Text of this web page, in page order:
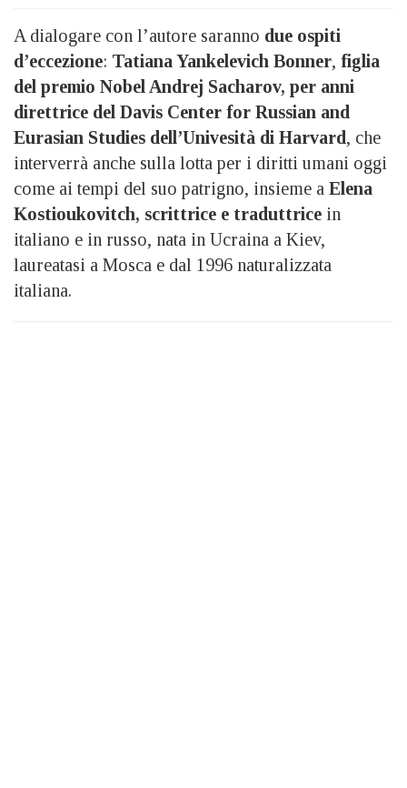
A dialogare con l’autore saranno due ospiti
d’eccezione: Tatiana Yankelevich Bonner, figlia
del premio Nobel Andrej Sacharov, per anni
direttrice del Davis Center for Russian and
Eurasian Studies dell’Univesità di Harvard, che
interverrà anche sulla lotta per i diritti umani oggi
come ai tempi del suo patrigno, insieme a Elena
Kostioukovitch, scrittrice e traduttrice in
italiano e in russo, nata in Ucraina a Kiev,
laureatasi a Mosca e dal 1996 naturalizzata
italiana.